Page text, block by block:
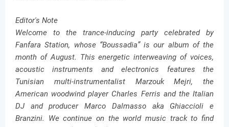
Editor's Note
Welcome to the trance-inducing party celebrated by
Fanfara Station, whose “Boussadia” is our album of the
month of August. This energetic interweaving of voices,
acoustic instruments and electronics features the
Tunisian multi-instrumentalist Marzouk Mejri, the
American woodwind player Charles Ferris and the Italian
DJ and producer Marco Dalmasso aka Ghiaccioli e
Branzini. We continue on the world music track to find